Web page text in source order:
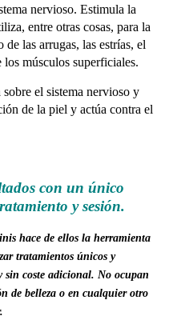
nervioso. Estimula la
entre otras cosas, para la
las arrugas, las estrías, el
músculos superficiales.
sobre el sistema nervioso y
de la piel y actúa contra el
con un único
y sesión.
hace de ellos la herramienta
tratamientos únicos y
sin coste adicional. No ocupan
de belleza o en cualquier otro